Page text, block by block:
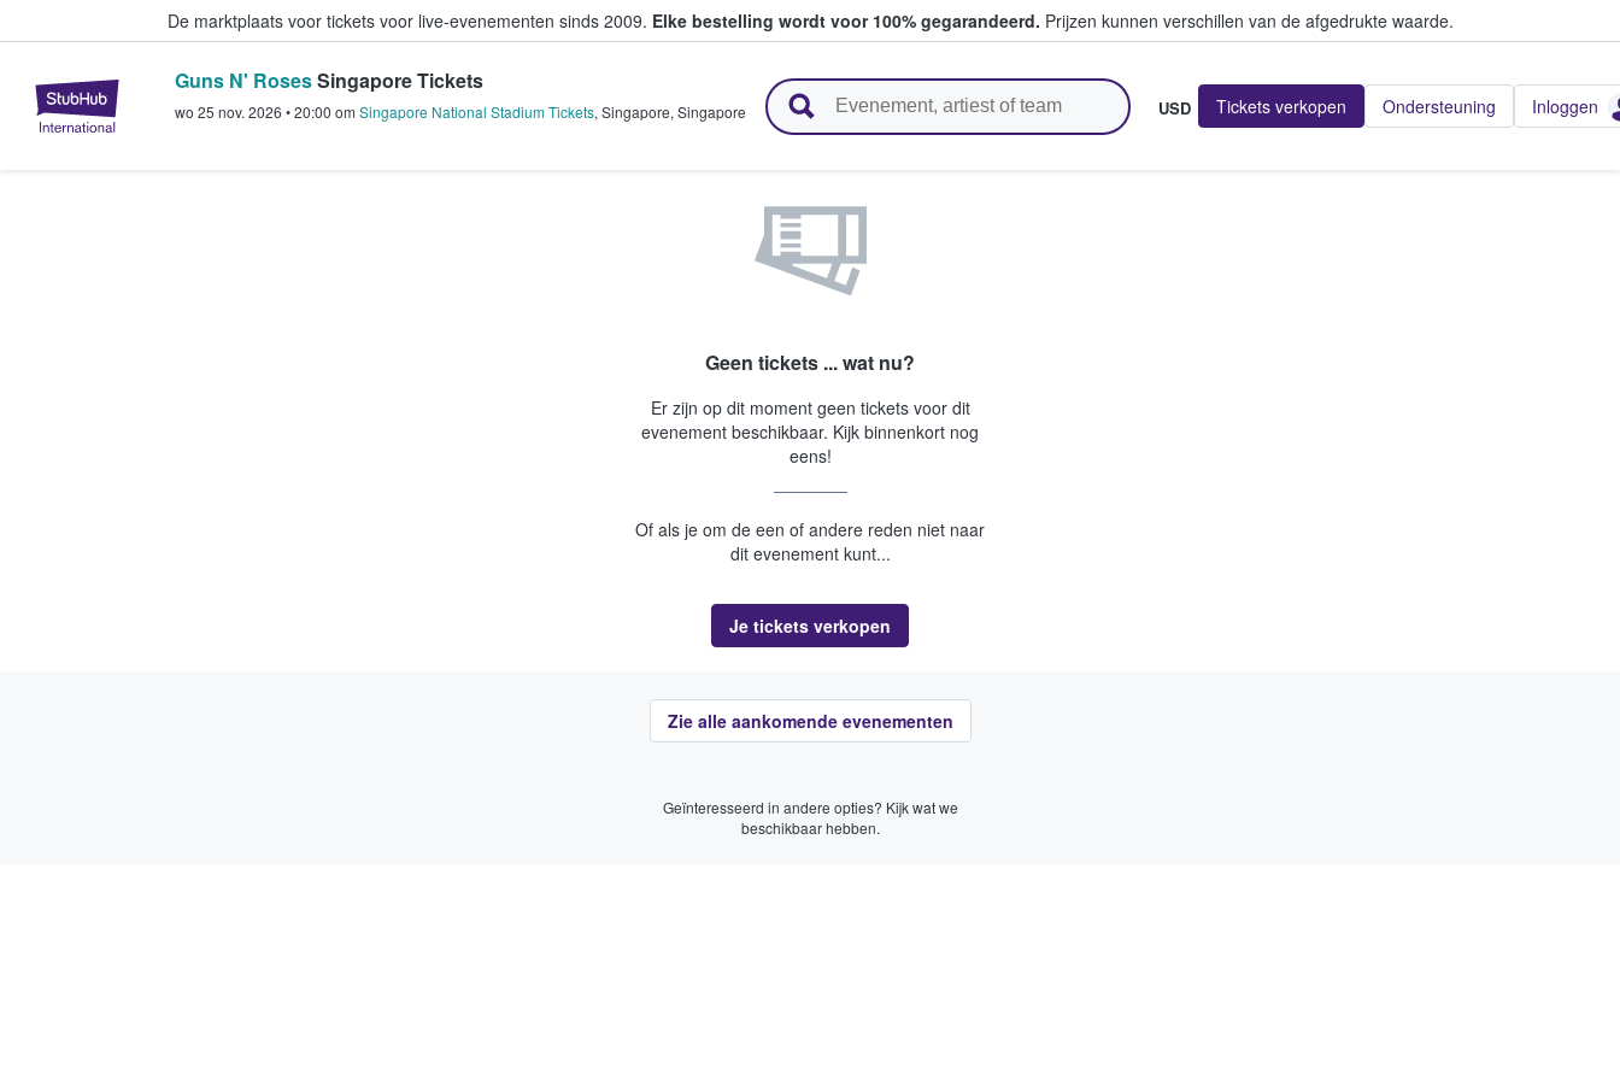
De marktplaats voor tickets voor live-evenementen sinds 2009. Elke bestelling wordt voor 100% gegarandeerd. Prijzen kunnen verschillen van de afgedrukte waarde.
StubHub: waar fans tickets kopen en verkopen
Guns N' RosesSingapore Tickets
wo 25 nov. 2026 •20:00 om Singapore National Stadium Tickets, Singapore, Singapore USD Tickets verkopen Ondersteuning Inloggen
Geen tickets ... wat nu?
Er zijn op dit moment geen tickets voor dit
evenement beschikbaar. Kijk binnenkort nog
eens!
Of als je om de een of andere reden niet naar
dit evenement kunt...
Je tickets verkopen
Zie alle aankomende evenementen
Geïnteresseerd in andere opties? Kijk wat we
beschikbaar hebben.